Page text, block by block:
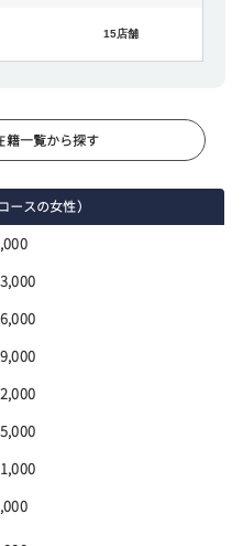
15店舗
籍一覧から探す
ースの女性）